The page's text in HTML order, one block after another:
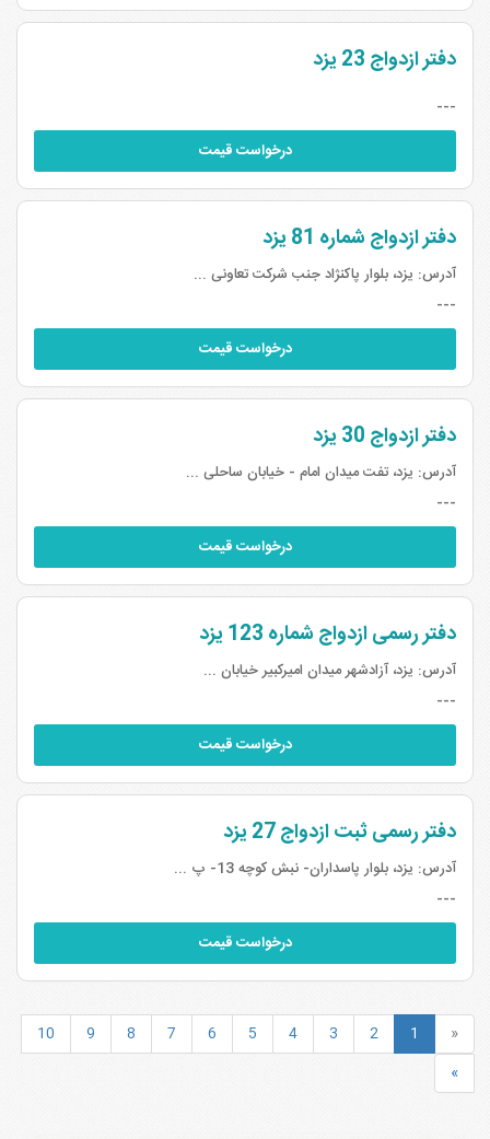
دفتر ازدواج 23 یزد
---
درخواست قیمت
دفتر ازدواج شماره 81 یزد
آدرس: یزد، بلوار پاکنژاد جنب شرکت تعاونی ...
---
درخواست قیمت
دفتر ازدواج 30 یزد
آدرس: یزد، تفت میدان امام - خیابان ساحلی ...
---
درخواست قیمت
دفتر رسمی ازدواج شماره 123 یزد
آدرس: یزد، آزادشهر میدان امیرکبیر خیابان ...
---
درخواست قیمت
دفتر رسمی ثبت ازدواج 27 یزد
آدرس: یزد، بلوار پاسداران- نبش کوچه 13- پ ...
---
درخواست قیمت
«
1
2
3
4
5
6
7
8
9
10
»